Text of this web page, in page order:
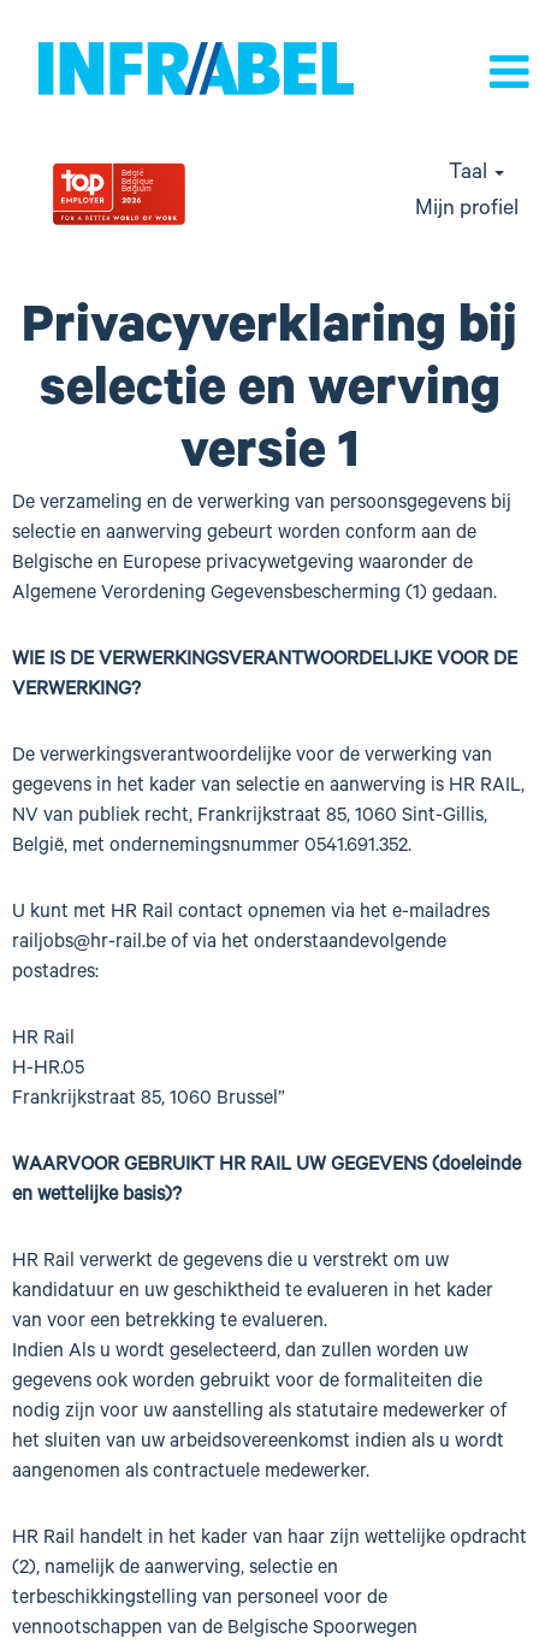
Taal
Mijn profiel
Privacyverklaring bij
selectie en werving
versie 1
De verzameling en de verwerking van persoonsgegevens bij
selectie en aanwerving gebeurt worden conform aan de
Belgische en Europese privacywetgeving waaronder de
Algemene Verordening Gegevensbescherming (1) gedaan.
WIE IS DE VERWERKINGSVERANTWOORDELIJKE VOOR DE
VERWERKING?
De verwerkingsverantwoordelijke voor de verwerking van
gegevens in het kader van selectie en aanwerving is HR RAIL,
NV van publiek recht, Frankrijkstraat 85, 1060 Sint-Gillis,
België, met ondernemingsnummer 0541.691.352.
U kunt met HR Rail contact opnemen via het e-mailadres
railjobs@hr-rail.be of via het onderstaandevolgende
postadres:
HR Rail
H-HR.05
Frankrijkstraat 85, 1060 Brussel”
WAARVOOR GEBRUIKT HR RAIL UW GEGEVENS (doeleinde
en wettelijke basis)?
HR Rail verwerkt de gegevens die u verstrekt om uw
kandidatuur en uw geschiktheid te evalueren in het kader
van voor een betrekking te evalueren.
Indien Als u wordt geselecteerd, dan zullen worden uw
gegevens ook worden gebruikt voor de formaliteiten die
nodig zijn voor uw aanstelling als statutaire medewerker of
het sluiten van uw arbeidsovereenkomst indien als u wordt
aangenomen als contractuele medewerker.
HR Rail handelt in het kader van haar zijn wettelijke opdracht
(2), namelijk de aanwerving, selectie en
terbeschikkingstelling van personeel voor de
vennootschappen van de Belgische Spoorwegen